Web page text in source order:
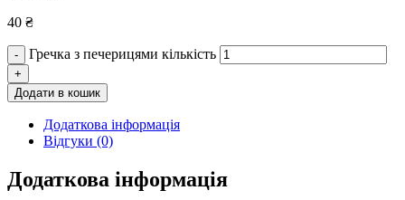
40 ₴
- Гречка з печерицями кількість
+
Додати в кошик
Додаткова інформація
Відгуки (0)
Додаткова інформація